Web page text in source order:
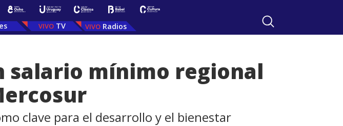
TV Radios
salario mínimo regional
clave para el desarrollo y el bienestar